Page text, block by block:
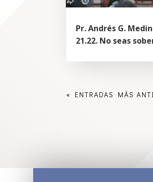
Pr. Andrés G.
21.22. No seas
« ENTRADAS MÁS